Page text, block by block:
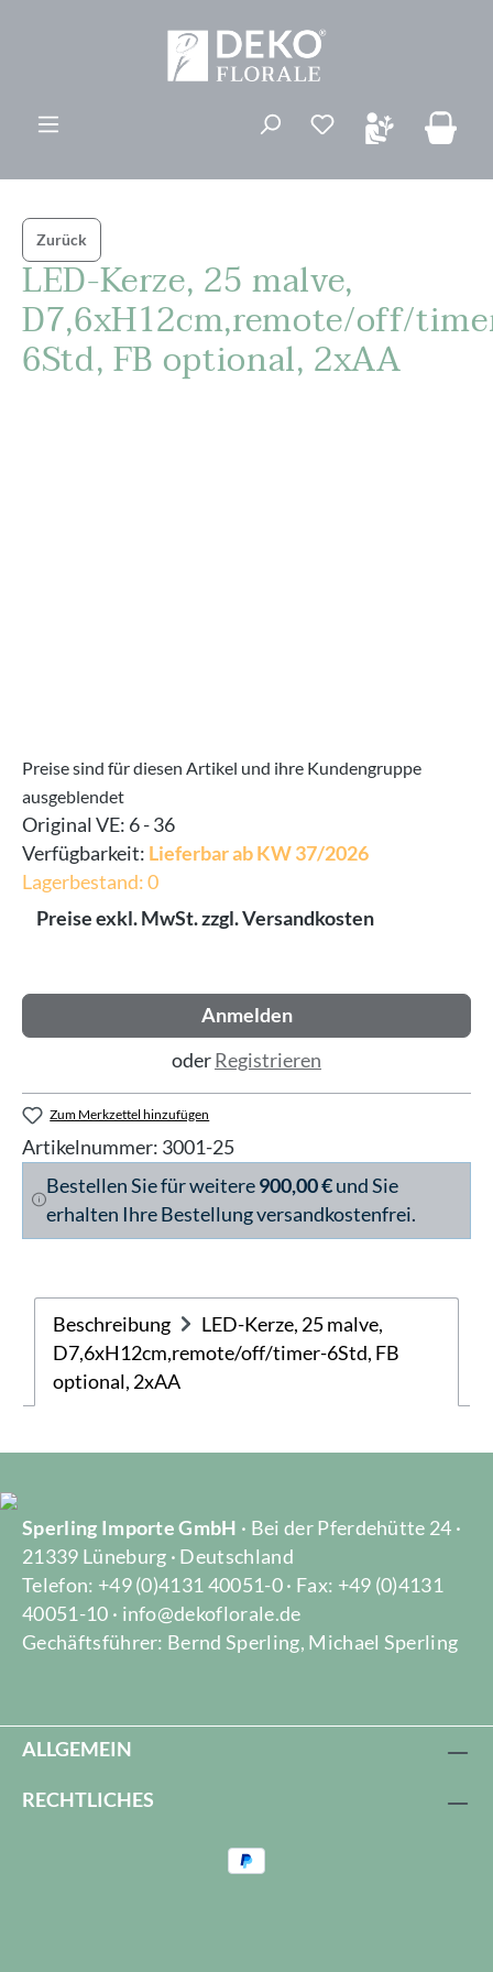
Du hast 0
Zurück
LED-Kerze, 25 malve,
D7,6xH12cm,remote/off/
6Std, FB optional, 2xAA
Preise sind für diesen Artikel und ihre Kundengruppe
ausgeblendet
Original VE: 6 - 36
Verfügbarkeit: Lieferbar ab KW 37/2026
Lagerbestand: 0
Preise exkl. MwSt. zzgl. Versandkosten
Anmelden
oderRegistrieren
Zum Merkzettel hinzufügen
Artikelnummer: 3001-25
Bestellen Sie für weitere900,00 €und Sie
erhalten Ihre Bestellung versandkostenfrei.
Beschreibung
LED-Kerze, 25 malve,
D7,6xH12cm,remote/off/timer-6Std, FB
optional, 2xAA
Sperling Importe GmbH · Bei der Pferdehütte 24 ·
21339 Lüneburg · Deutschland
Telefon: +49 (0)4131 40051-0 · Fax: +49 (0)4131
40051-10 · info@dekoflorale.de
Gechäftsführer: Bernd Sperling, Michael Sperling
ALLGEMEIN
RECHTLICHES